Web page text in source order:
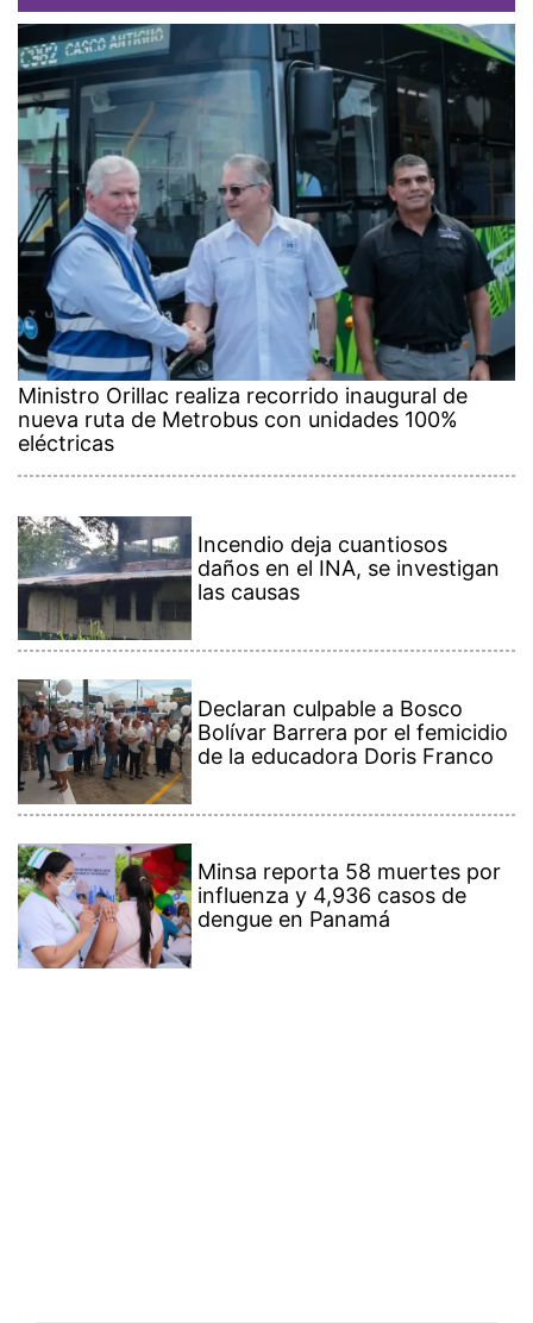
Ministro Orillac realiza recorrido inaugural de
nueva ruta de Metrobus con unidades 100%
eléctricas
Incendio deja cuantiosos
daños en el INA, se investigan
las causas
Declaran culpable a Bosco
Bolívar Barrera por el femicidio
de la educadora Doris Franco
Minsa reporta 58 muertes por
influenza y 4,936 casos de
dengue en Panamá